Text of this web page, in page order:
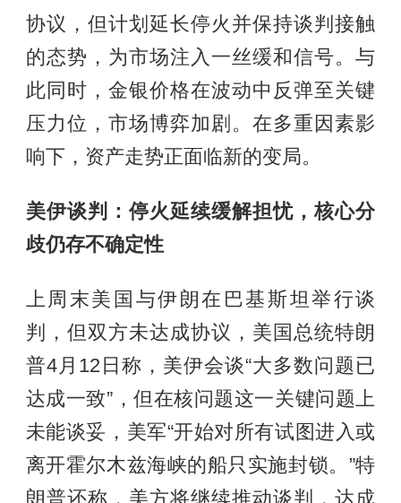
协议，但计划延长停火并保持谈判接触
的态势，为市场注入一丝缓和信号。与
此同时，金银价格在波动中反弹至关键
压力位，市场博弈加剧。在多重因素影
响下，资产走势正面临新的变局。
美伊谈判：停火延续缓解担忧，核心分
歧仍存不确定性
上周末美国与伊朗在巴基斯坦举行谈
判，但双方未达成协议，美国总统特朗
普4月12日称，美伊会谈“大多数问题已
达成一致”，但在核问题这一关键问题上
未能谈妥，美军“开始对所有试图进入或
离开霍尔木兹海峡的船只实施封锁。”特
朗普还称，美方将继续推动谈判，达成